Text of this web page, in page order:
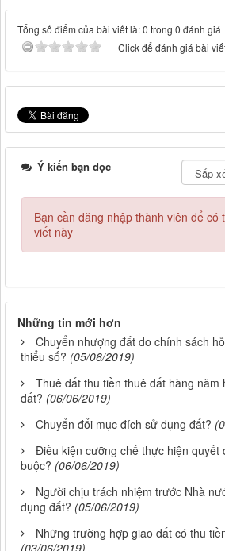
Tổng số điểm của bài viết là: 0 trong 0 đánh giá
Click để đánh giá bài
Ý kiến bạn đọc
Bạn cần đăng nhập thành viên để có
viết này
Những tin mới hơn
Chuyển nhượng đất do chính sách
thiểu số? (05/06/2019)
Thuê đất thu tiền thuê đất hàng năm
đất? (06/06/2019)
Chuyển đổi mục đích sử dụng đất?
Điều kiện cưỡng chế thực hiện quyết
buộc? (06/06/2019)
Người chịu trách nhiệm trước Nhà
dụng đất? (05/06/2019)
Những trường hợp giao đất có thu